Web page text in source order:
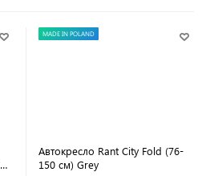
MADE IN POLAND
Автокресло Rant City Fold (76-
150 см) Grey